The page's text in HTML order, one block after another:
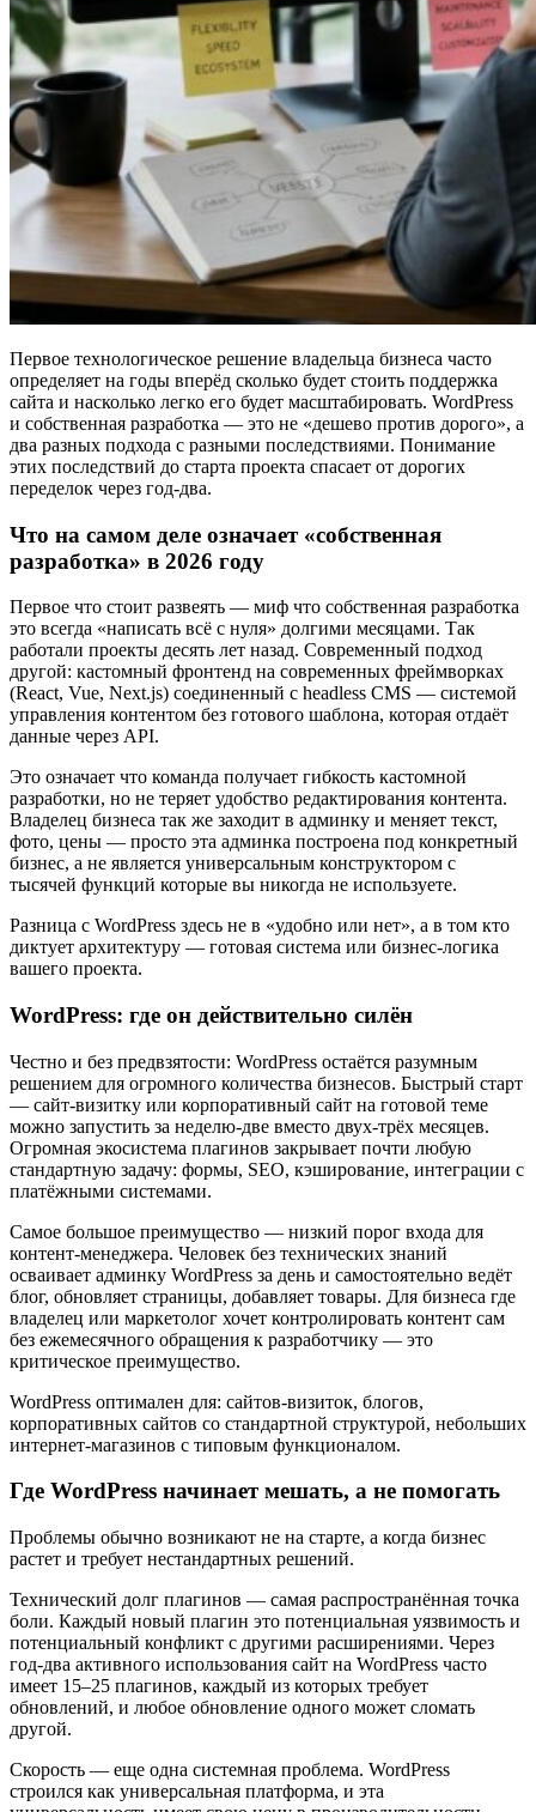
Первое технологическое решение владельца бизнеса часто
определяет на годы вперёд сколько будет стоить поддержка
сайта и насколько легко его будет масштабировать. WordPress
и собственная разработка — это не «дешево против дорого», а
два разных подхода с разными последствиями. Понимание
этих последствий до старта проекта спасает от дорогих
переделок через год-два.
Что на самом деле означает «собственная
разработка» в 2026 году
Первое что стоит развеять — миф что собственная разработка
это всегда «написать всё с нуля» долгими месяцами. Так
работали проекты десять лет назад. Современный подход
другой: кастомный фронтенд на современных фреймворках
(React, Vue, Next.js) соединенный с headless CMS — системой
управления контентом без готового шаблона, которая отдаёт
данные через API.
Это означает что команда получает гибкость кастомной
разработки, но не теряет удобство редактирования контента.
Владелец бизнеса так же заходит в админку и меняет текст,
фото, цены — просто эта админка построена под конкретный
бизнес, а не является универсальным конструктором с
тысячей функций которые вы никогда не используете.
Разница с WordPress здесь не в «удобно или нет», а в том кто
диктует архитектуру — готовая система или бизнес-логика
вашего проекта.
WordPress: где он действительно силён
Честно и без предвзятости: WordPress остаётся разумным
решением для огромного количества бизнесов. Быстрый старт
— сайт-визитку или корпоративный сайт на готовой теме
можно запустить за неделю-две вместо двух-трёх месяцев.
Огромная экосистема плагинов закрывает почти любую
стандартную задачу: формы, SEO, кэширование, интеграции с
платёжными системами.
Самое большое преимущество — низкий порог входа для
контент-менеджера. Человек без технических знаний
осваивает админку WordPress за день и самостоятельно ведёт
блог, обновляет страницы, добавляет товары. Для бизнеса где
владелец или маркетолог хочет контролировать контент сам
без ежемесячного обращения к разработчику — это
критическое преимущество.
WordPress оптимален для: сайтов-визиток, блогов,
корпоративных сайтов со стандартной структурой, небольших
интернет-магазинов с типовым функционалом.
Где WordPress начинает мешать, а не помогать
Проблемы обычно возникают не на старте, а когда бизнес
растет и требует нестандартных решений.
Технический долг плагинов — самая распространённая точка
боли. Каждый новый плагин это потенциальная уязвимость и
потенциальный конфликт с другими расширениями. Через
год-два активного использования сайт на WordPress часто
имеет 15–25 плагинов, каждый из которых требует
обновлений, и любое обновление одного может сломать
другой.
Скорость — еще одна системная проблема. WordPress
строился как универсальная платформа, и эта